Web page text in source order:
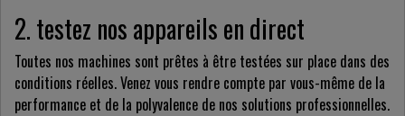
2. testez nos appareils en direct
Toutes nos machines sont prêtes à être testées sur place dans des
conditions réelles. Venez vous rendre compte par vous-même de la
performance et de la polyvalence de nos solutions professionnelles.